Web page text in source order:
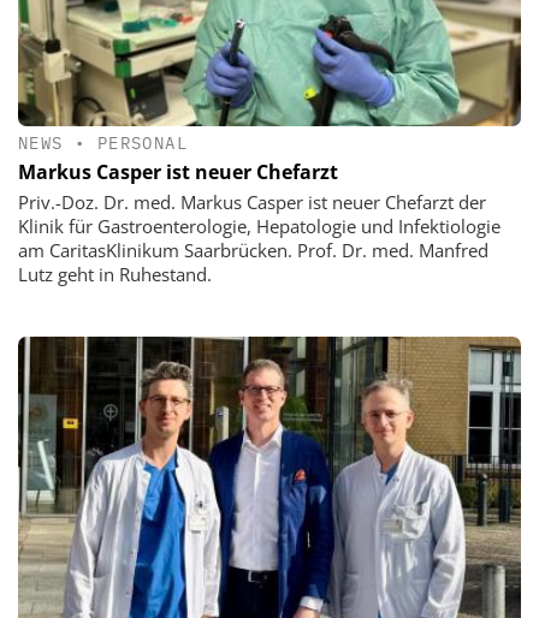
NEWS • PERSONAL
Markus Casper ist neuer Chefarzt
Priv.-Doz. Dr. med. Markus Casper ist neuer Chefarzt der
Klinik für Gastroenterologie, Hepatologie und Infektiologie
am CaritasKlinikum Saarbrücken. Prof. Dr. med. Manfred
Lutz geht in Ruhestand.